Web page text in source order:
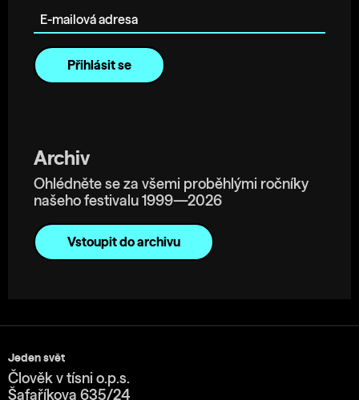
Archiv
Ohlédněte se za všemi proběhlými ročníky
našeho festivalu 1999—2026
Vstoupit do archivu
Jeden svět
Člověk v tísni o.p.s.
Šafaříkova 635/24